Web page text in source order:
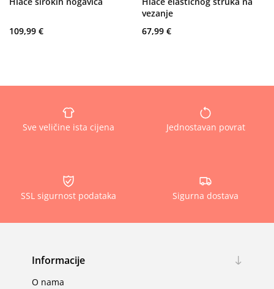
109,99 €
vezanje
67,99 €
Sve veličine ista cijena Jednostavan povrat
SSL sigurnost podataka Sigurna dostava
Informacije
O nama